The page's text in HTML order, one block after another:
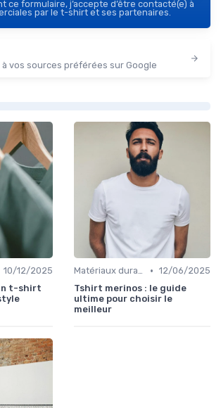
ce formulaire, j’accepte d’être contacté(e) à
par le t-shirt et ses partenaires.
vos sources préférées sur Google
10/12/2025
t-shirt
Matériaux durables • 12/06/2025
Tshirt merinos : le guide
ultime pour choisir le
meilleur